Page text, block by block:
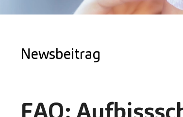
Newsbeitrag